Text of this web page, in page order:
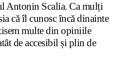
Antonin Scalia. Ca mulți
că îl cunosc încă dinainte
multe din opiniile
de accesibil și plin de